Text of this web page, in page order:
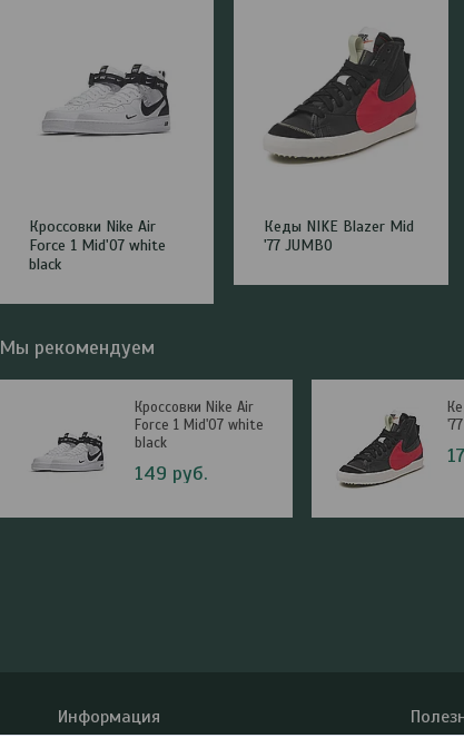
Кроссовки Nike Air
Force 1 Mid'07 white
black
Кеды NIKE Blazer Mid
'77 JUMBO
Мы рекомендуем
Кроссовки Nike Air
Force 1 Mid'07 white
black
149 руб.
Информация